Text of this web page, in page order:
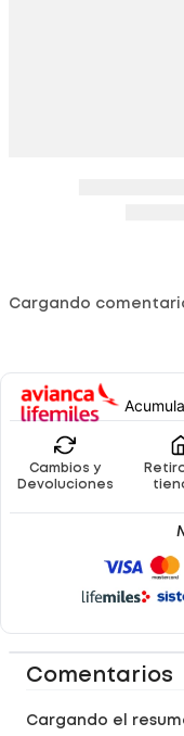
Cargando
Cambios y
Devoluciones
Comentarios
Cargando el